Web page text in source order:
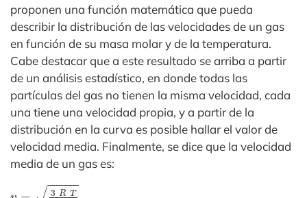
proponen una función matemática que pueda
describir la distribución de las velocidades de un gas
en función de su masa molar y de la temperatura.
Cabe destacar que a este resultado se arriba a partir
de un análisis estadístico, en donde todas las
partículas del gas no tienen la misma velocidad, cada
una tiene una velocidad propia, y a partir de la
distribución en la curva es posible hallar el valor de
velocidad media. Finalmente, se dice que la velocidad
media de un gas es:
TM